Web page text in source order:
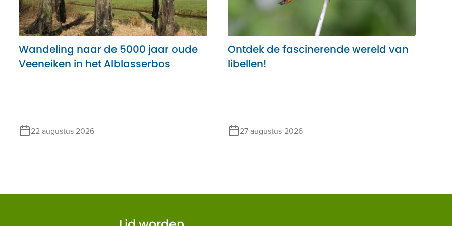
Wandeling naar de 5000 jaar oude
Veeneiken in het Alblasserbos
22 augustus 2026
Ontdek de fascinerende wereld van
libellen!
27 augustus 2026